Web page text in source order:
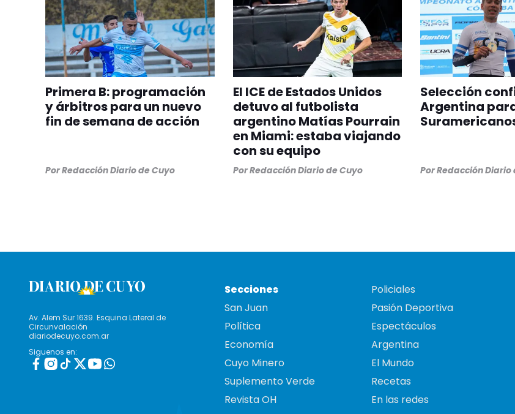
Primera B: programación
y árbitros para un nuevo
fin de semana de acción
PorRedacción Diario de Cuyo
El ICE de Estados Unidos
detuvo al futbolista
argentino Matías Pourrain
en Miami: estaba viajando
con su equipo
PorRedacción Diario de Cuyo
Selección
Argentina
PorRedacción Diario
Av. Alem Sur 1639. Esquina Lateral de
Circunvalación
diariodecuyo.com.ar
Siguenos en:
Secciones
San Juan
Política
Economía
Cuyo Minero
Suplemento Verde
Revista OH
Policiales
Pasión Deportiva
Espectáculos
Argentina
El Mundo
Recetas
En las redes